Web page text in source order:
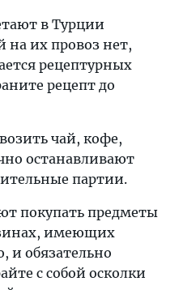
в Турции
на их провоз нет,
рецептурных
рецепт до
чай, кофе,
останавливают
партии.
покупать предметы
имеющих
и обязательно
с собой осколки